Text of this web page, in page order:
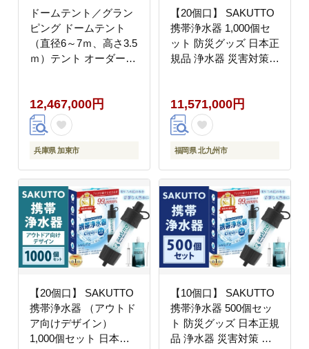
ドームテント／グラン
ピング ドームテント
（直径6～7ｍ、高さ3.5
ｍ）テント オーダーメ
日本製
12,467,000円
兵庫県 加東市
【20個口】 SAKUTTO
携帯浄水器 1,000個セ
ット 防災グッズ 日本正
規品 浄水器 災害対策
11,571,000円
福岡県 北九州市
【20個口】 SAKUTTO
携帯浄水器 （アウトド
ア向けデザイン）
1,000個セット 日本正
【10個口】 SAKUTTO
携帯浄水器 500個セッ
ト 防災グッズ 日本正規
品 浄水器 災害対策 防